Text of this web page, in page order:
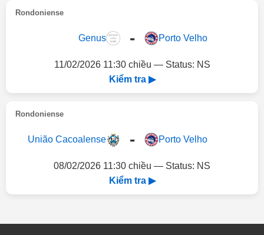
Rondoniense
Genus - Porto Velho
11/02/2026 11:30 chiều — Status: NS
Kiểm tra ▶
Rondoniense
União Cacoalense - Porto Velho
08/02/2026 11:30 chiều — Status: NS
Kiểm tra ▶